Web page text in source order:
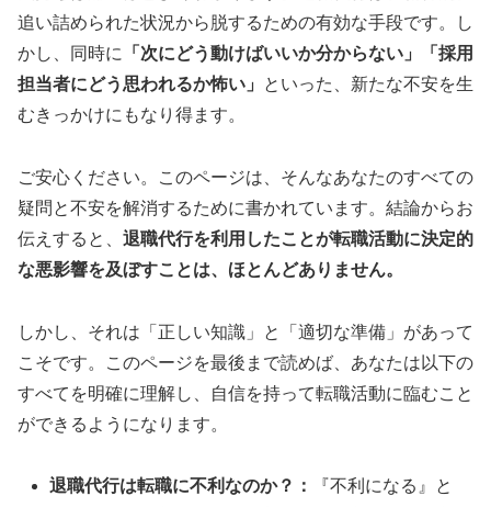
追い詰められた状況から脱するための有効な手段です。し
かし、同時に
「次にどう動けばいいか分からない」「採用
担当者にどう思われるか怖い」
といった、新たな不安を生
むきっかけにもなり得ます。
ご安心ください。このページは、そんなあなたのすべての
疑問と不安を解消するために書かれています。結論からお
伝えすると、 退職代行を利用したことが転職活動に決定的
な悪影響を及ぼすことは、ほとんどありません。
しかし、それは「正しい知識」と「適切な準備」があって
こそです。このページを最後まで読めば、あなたは以下の
すべてを明確に理解し、自信を持って転職活動に臨むこと
ができるようになります。
退職代行は転職に不利なのか？：
『不利になる』と